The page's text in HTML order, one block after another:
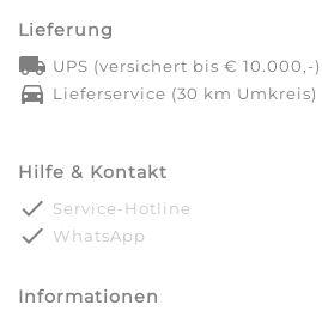
Lieferung
local_shipping UPS (versichert bis € 10.000,-)
directions_car Lieferservice (30 km Umkreis)
Hilfe & Kontakt
done Service-Hotline
done WhatsApp
Informationen